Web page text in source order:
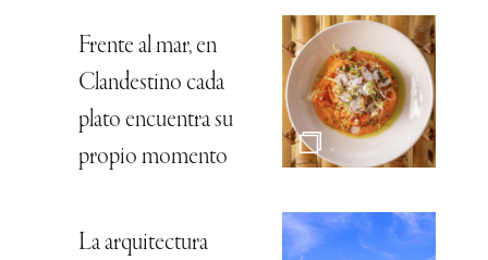
Frente al mar, en
Clandestino cada
plato encuentra su
propio momento
La arquitectura